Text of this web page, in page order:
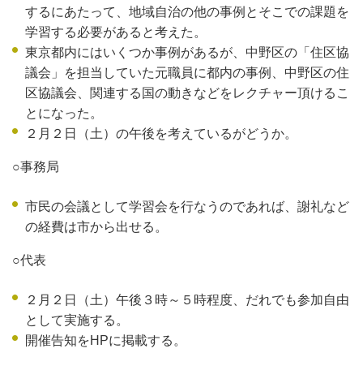
するにあたって、地域自治の他の事例とそこでの課題を
学習する必要があると考えた。
東京都内にはいくつか事例があるが、中野区の「住区協
議会」を担当していた元職員に都内の事例、中野区の住
区協議会、関連する国の動きなどをレクチャー頂けるこ
とになった。
２月２日（土）の午後を考えているがどうか。
○事務局
市民の会議として学習会を行なうのであれば、謝礼など
の経費は市から出せる。
○代表
２月２日（土）午後３時～５時程度、だれでも参加自由
として実施する。
開催告知をHPに掲載する。